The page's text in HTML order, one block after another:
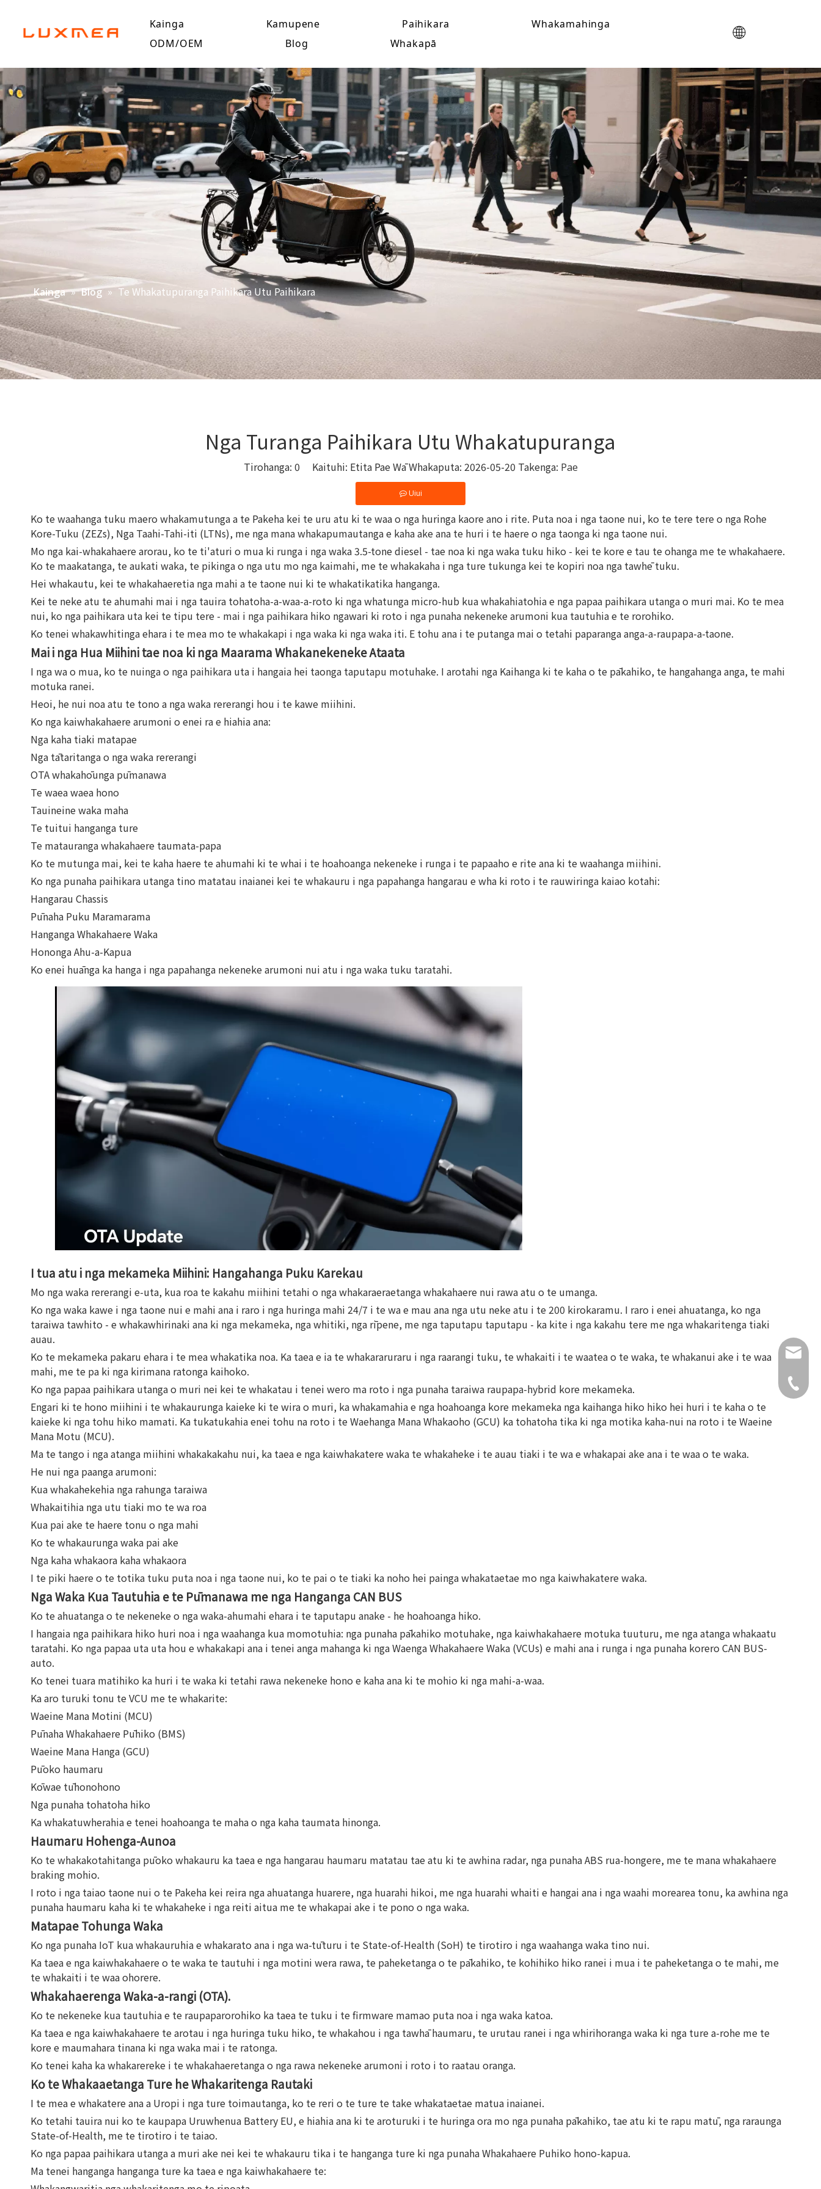
Kainga Kamupene Paihikara
Whakamahinga
ODM/OEM
Blog Whakapā
Kainga » Blog » Te Whakatupuranga Paihikara Utu Paihikara
Nga Turanga Paihikara Utu Whakatupuranga
Tirohanga: 0 Kaituhi: Etita Pae Wā Whakaputa: 2026-05-20 Takenga: Pae
Uiui
Ko te waahanga tuku maero whakamutunga a te Pakeha kei te uru atu ki te waa o nga huringa kaore ano i rite. Puta noa i nga taone nui, ko te tere tere o nga Rohe
Kore-Tuku (ZEZs), Nga Taahi-Tahi-iti (LTNs), me nga mana whakapumautanga e kaha ake ana te huri i te haere o nga taonga ki nga taone nui.
Mo nga kai-whakahaere arorau, ko te ti'aturi o mua ki runga i nga waka 3.5-tone diesel - tae noa ki nga waka tuku hiko - kei te kore e tau te ohanga me te whakahaere.
Ko te maakatanga, te aukati waka, te pikinga o nga utu mo nga kaimahi, me te whakakaha i nga ture tukunga kei te kopiri noa nga tawhē tuku.
Hei whakautu, kei te whakahaeretia nga mahi a te taone nui ki te whakatikatika hanganga.
Kei te neke atu te ahumahi mai i nga tauira tohatoha-a-waa-a-roto ki nga whatunga micro-hub kua whakahiatohia e nga papaa paihikara utanga o muri mai. Ko te mea
nui, ko nga paihikara uta kei te tipu tere - mai i nga paihikara hiko ngawari ki roto i nga punaha nekeneke arumoni kua tautuhia e te rorohiko.
Ko tenei whakawhitinga ehara i te mea mo te whakakapi i nga waka ki nga waka iti. E tohu ana i te putanga mai o tetahi paparanga anga-a-raupapa-a-taone.
Mai i nga Hua Miihini tae noa ki nga Maarama Whakanekeneke Ataata
I nga wa o mua, ko te nuinga o nga paihikara uta i hangaia hei taonga taputapu motuhake. I arotahi nga Kaihanga ki te kaha o te pākahiko, te hangahanga anga, te mahi
motuka ranei.
Heoi, he nui noa atu te tono a nga waka rererangi hou i te kawe miihini.
Ko nga kaiwhakahaere arumoni o enei ra e hiahia ana:
Nga kaha tiaki matapae
Nga tātaritanga o nga waka rererangi
OTA whakahōunga pūmanawa
Te waea waea hono
Tauineine waka maha
Te tuitui hanganga ture
Te matauranga whakahaere taumata-papa
Ko te mutunga mai, kei te kaha haere te ahumahi ki te whai i te hoahoanga nekeneke i runga i te papaaho e rite ana ki te waahanga miihini.
Ko nga punaha paihikara utanga tino matatau inaianei kei te whakauru i nga papahanga hangarau e wha ki roto i te rauwiringa kaiao kotahi:
Hangarau Chassis
Pūnaha Puku Maramarama
Hanganga Whakahaere Waka
Hononga Ahu-a-Kapua
Ko enei huānga ka hanga i nga papahanga nekeneke arumoni nui atu i nga waka tuku taratahi.
I tua atu i nga mekameka Miihini: Hangahanga Puku Karekau
Mo nga waka rererangi e-uta, kua roa te kakahu miihini tetahi o nga whakaraeraetanga whakahaere nui rawa atu o te umanga.
Ko nga waka kawe i nga taone nui e mahi ana i raro i nga huringa mahi 24/7 i te wa e mau ana nga utu neke atu i te 200 kirokaramu. I raro i enei ahuatanga, ko nga
taraiwa tawhito - e whakawhirinaki ana ki nga mekameka, nga whitiki, nga rīpene, me nga taputapu taputapu - ka kite i nga kakahu tere me nga whakaritenga tiaki
auau.
Ko te mekameka pakaru ehara i te mea whakatika noa. Ka taea e ia te whakararuraru i nga raarangi tuku, te whakaiti i te waatea o te waka, te whakanui ake i te waa
mahi, me te pa ki nga kirimana ratonga kaihoko.
Ko nga papaa paihikara utanga o muri nei kei te whakatau i tenei wero ma roto i nga punaha taraiwa raupapa-hybrid kore mekameka.
Engari ki te hono miihini i te whakaurunga kaieke ki te wira o muri, ka whakamahia e nga hoahoanga kore mekameka nga kaihanga hiko hiko hei huri i te kaha o te
kaieke ki nga tohu hiko mamati. Ka tukatukahia enei tohu na roto i te Waehanga Mana Whakaoho (GCU) ka tohatoha tika ki nga motika kaha-nui na roto i te Waeine
Mana Motu (MCU).
Ma te tango i nga atanga miihini whakakakahu nui, ka taea e nga kaiwhakatere waka te whakaheke i te auau tiaki i te wa e whakapai ake ana i te waa o te waka.
He nui nga paanga arumoni:
Kua whakahekehia nga rahunga taraiwa
Whakaitihia nga utu tiaki mo te wa roa
Kua pai ake te haere tonu o nga mahi
Ko te whakaurunga waka pai ake
Nga kaha whakaora kaha whakaora
I te piki haere o te totika tuku puta noa i nga taone nui, ko te pai o te tiaki ka noho hei painga whakataetae mo nga kaiwhakatere waka.
Nga Waka Kua Tautuhia e te Pūmanawa me nga Hanganga CAN BUS
Ko te ahuatanga o te nekeneke o nga waka-ahumahi ehara i te taputapu anake - he hoahoanga hiko.
I hangaia nga paihikara hiko huri noa i nga waahanga kua momotuhia: nga punaha pākahiko motuhake, nga kaiwhakahaere motuka tuuturu, me nga atanga whakaatu
taratahi. Ko nga papaa uta uta hou e whakakapi ana i tenei anga mahanga ki nga Waenga Whakahaere Waka (VCUs) e mahi ana i runga i nga punaha korero CAN BUS-
auto.
Ko tenei tuara matihiko ka huri i te waka ki tetahi rawa nekeneke hono e kaha ana ki te mohio ki nga mahi-a-waa.
Ka aro turuki tonu te VCU me te whakarite:
Waeine Mana Motini (MCU)
Pūnaha Whakahaere Pūhiko (BMS)
Waeine Mana Hanga (GCU)
Pūoko haumaru
Kōwae tūhonohono
Nga punaha tohatoha hiko
Ka whakatuwherahia e tenei hoahoanga te maha o nga kaha taumata hinonga.
Haumaru Hohenga-Aunoa
Ko te whakakotahitanga pūoko whakauru ka taea e nga hangarau haumaru matatau tae atu ki te awhina radar, nga punaha ABS rua-hongere, me te mana whakahaere
braking mohio.
I roto i nga taiao taone nui o te Pakeha kei reira nga ahuatanga huarere, nga huarahi hikoi, me nga huarahi whaiti e hangai ana i nga waahi morearea tonu, ka awhina nga
punaha haumaru kaha ki te whakaheke i nga reiti aitua me te whakapai ake i te pono o nga waka.
Matapae Tohunga Waka
Ko nga punaha IoT kua whakauruhia e whakarato ana i nga wa-tūturu i te State-of-Health (SoH) te tirotiro i nga waahanga waka tino nui.
Ka taea e nga kaiwhakahaere o te waka te tautuhi i nga motini wera rawa, te paheketanga o te pākahiko, te kohihiko hiko ranei i mua i te paheketanga o te mahi, me
te whakaiti i te waa ohorere.
Whakahaerenga Waka-a-rangi (OTA).
Ko te nekeneke kua tautuhia e te raupaparorohiko ka taea te tuku i te firmware mamao puta noa i nga waka katoa.
Ka taea e nga kaiwhakahaere te arotau i nga huringa tuku hiko, te whakahou i nga tawhā haumaru, te urutau ranei i nga whirihoranga waka ki nga ture a-rohe me te
kore e maumahara tinana ki nga waka mai i te ratonga.
Ko tenei kaha ka whakarereke i te whakahaeretanga o nga rawa nekeneke arumoni i roto i to raatau oranga.
Ko te Whakaaetanga Ture he Whakaritenga Rautaki
I te mea e whakatere ana a Uropi i nga ture toimautanga, ko te reri o te ture te take whakataetae matua inaianei.
Ko tetahi tauira nui ko te kaupapa Uruwhenua Battery EU, e hiahia ana ki te aroturuki i te huringa ora mo nga punaha pākahiko, tae atu ki te rapu matū, nga raraunga
State-of-Health, me te tirotiro i te taiao.
Ko nga papaa paihikara utanga a muri ake nei kei te whakauru tika i te hanganga ture ki nga punaha Whakahaere Puhiko hono-kapua.
Ma tenei hanganga hanganga ture ka taea e nga kaiwhakahaere te:
+49